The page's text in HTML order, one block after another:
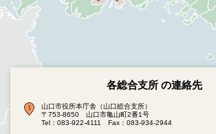
各総合支所 の連絡先
山口市役所本庁舎（山口総合支所）
〒753-8650 山口市亀山町2番1号
Tel：083-922-4111
Fax：083-934-2944